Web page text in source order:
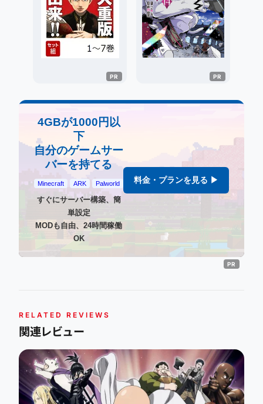
4GBが1000円以
下
自分のゲームサー
バーを持てる
Minecraft ARK Palworld
すぐにサーバー構築、簡
単設定
MODも自由、24時間稼働
OK
料金・プランを見る ▶
RELATED REVIEWS
関連レビュー